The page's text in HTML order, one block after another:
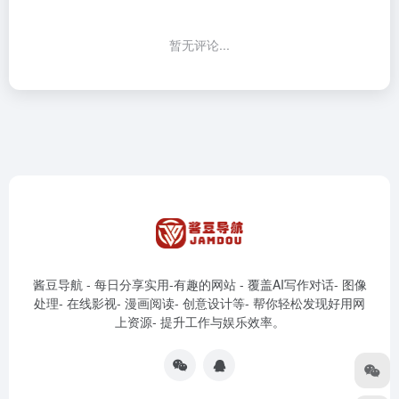
暂无评论...
酱豆导航 - 每日分享实用-有趣的网站 - 覆盖AI写作对话- 图像
处理- 在线影视- 漫画阅读- 创意设计等- 帮你轻松发现好用网
上资源- 提升工作与娱乐效率。